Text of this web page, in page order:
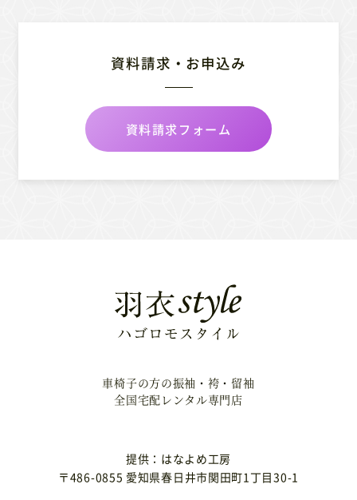
資料請求・お申込み
資料請求フォーム
車椅子の方の振袖・袴・留袖
全国宅配レンタル専門店
提供：はなよめ工房
〒486-0855 愛知県春日井市関田町1丁目30-1